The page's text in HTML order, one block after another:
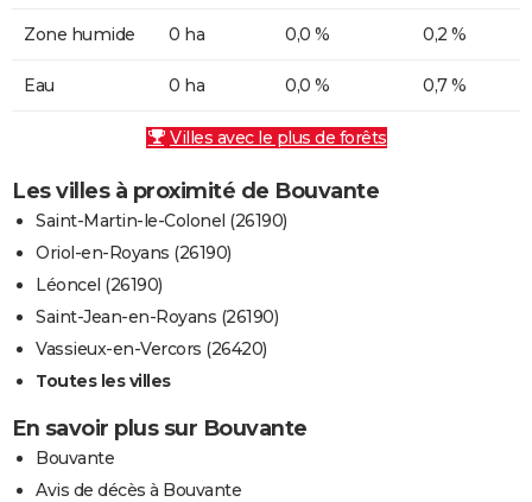
Zone humide 0 ha 0,0 % 0,2 %
Eau 0 ha 0,0 % 0,7 %
Villes avec le plus de forêts
Les villes à proximité de Bouvante
Saint-Martin-le-Colonel (26190)
Oriol-en-Royans (26190)
Léoncel (26190)
Saint-Jean-en-Royans (26190)
Vassieux-en-Vercors (26420)
Toutes les villes
En savoir plus sur Bouvante
Bouvante
Avis de décès à Bouvante